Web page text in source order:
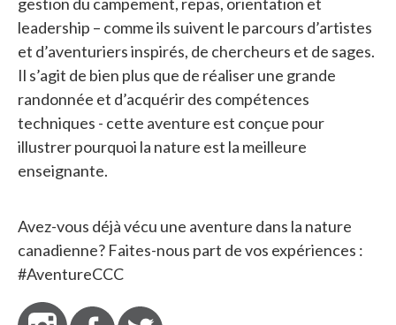
leadership – comme ils suivent le parcours d’artistes
et d’aventuriers inspirés, de chercheurs et de sages.
Il s’agit de bien plus que de réaliser une grande
randonnée et d’acquérir des compétences
techniques - cette aventure est conçue pour
illustrer pourquoi la nature est la meilleure
enseignante.
Avez-vous déjà vécu une aventure dans la nature
canadienne? Faites-nous part de vos expériences :
#AventureCCC